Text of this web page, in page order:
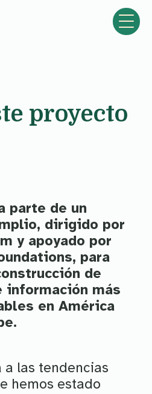
proyecto
parte de un
dirigido por
y apoyado por
para
de
información más
en América
a las tendencias
hemos estado